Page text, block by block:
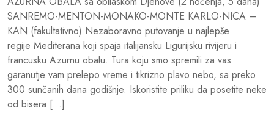
SANREMO-MENTON-MONAKO-MONTE KARLO-NICA –
KAN (fakultativno) Nezaboravno putovanje u najlepše
regije Mediterana koji spaja italijansku Ligurijsku rivijeru i
francusku Azurnu obalu. Tura koju smo spremili za vas
garanutje vam prelepo vreme i tikrizno plavo nebo, sa preko
300 sunčanih dana godišnje. Iskoristite priliku da posetite neke
od bisera […]